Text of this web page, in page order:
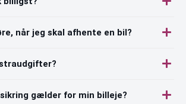
når jeg skal afhente en bil?
gælder for min billeje?